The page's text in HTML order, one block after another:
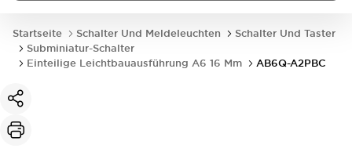
Startseite Schalter Und Meldeleuchten
Schalter Und Taster
Subminiatur-Schalter
Einteilige Leichtbauausführung A6 16 Mm
AB6Q-A2PBC